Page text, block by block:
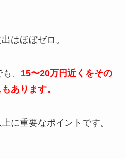
はほぼゼロ。
、 15〜20万円近くをその
あります。
に重要なポイントです。